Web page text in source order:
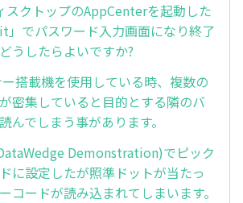
スクトップのAppCenterを起動した
」でパスワード入力画面になり終了
うしたらよいですか?
搭載機を使用している時、複数の
密集していると目的とする隣のバ
んでしまう事があります。
Demonstration)でピック
に設定したが照準ドットが当たっ
コードが読み込まれてしまいます。